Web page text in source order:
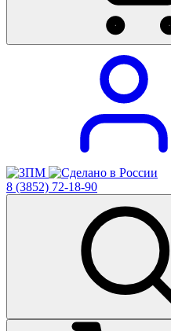
8 (3852) 72-18-90